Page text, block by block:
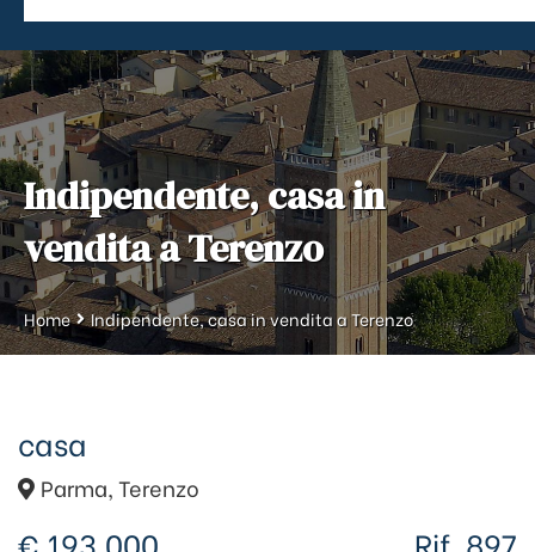
Immobili In Affitto
Immobili Commerciali
News
Contatti
Lascia Una Recensione
Indipendente, casa in
vendita a Terenzo
Home Indipendente, casa in vendita a Terenzo
casa
Parma, Terenzo